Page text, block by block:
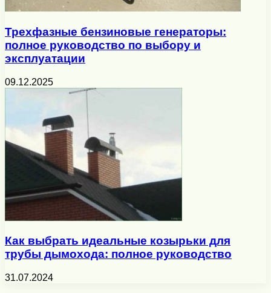
Трехфазные бензиновые генераторы:
полное руководство по выбору и
эксплуатации
09.12.2025
Как выбрать идеальные козырьки для
трубы дымохода: полное руководство
31.07.2024